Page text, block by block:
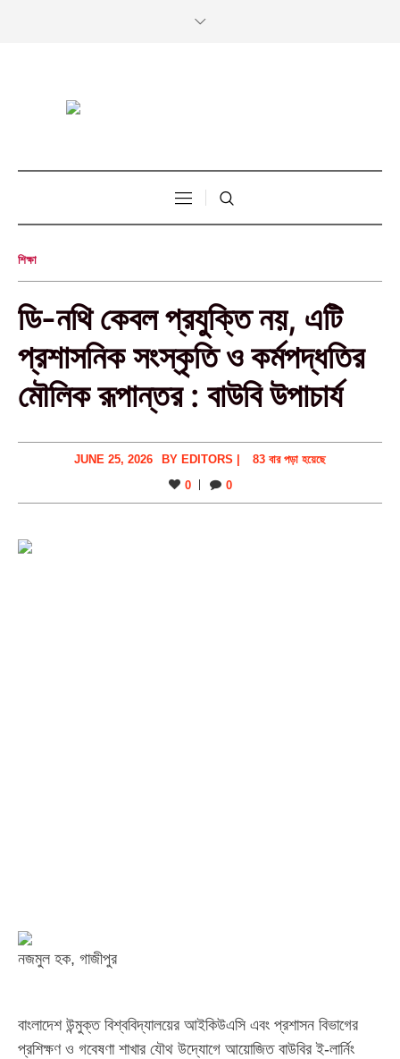
শিক্ষা
ডি-নথি কেবল প্রযুক্তি নয়, এটি
প্রশাসনিক সংস্কৃতি ও কর্মপদ্ধতির
মৌলিক রূপান্তর : বাউবি উপাচার্য
JUNE 25, 2026 BY EDITORS
83 বার পড়া হয়েছে
0
0
নজমুল হক, গাজীপুর
বাংলাদেশ উন্মুক্ত বিশ্ববিদ্যালয়ের আইকিউএসি এবং প্রশাসন বিভাগের
প্রশিক্ষণ ও গবেষণা শাখার যৌথ উদ্যোগে আয়োজিত বাউবির ই-লার্নিং